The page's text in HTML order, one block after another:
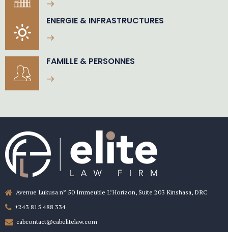
ENERGIE & INFRASTRUCTURES
FAMILLE & PERSONNES
Avenue Lukusa n° 50 Immeuble L’Horizon, Suite 203 Kinshasa, DRC
+243 815 488 334
cabcontact@cabelitelaw.com